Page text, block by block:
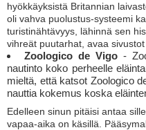
hyökkäyksistä Britannian
oli vahva puolustus-systeemi
turistinähtävyys, lähinnä sen
vihreät puutarhat, avaa
Zoologico de Vigo -
nautinto koko perheelle
mieltä, että katsot Zoologico
nauttia kokemus koska
Edelleen sinun pitäisi antaa
vapaa-aika on käsillä.